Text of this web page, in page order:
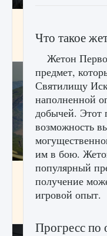
Как исправить
«Идет
начать сохранение
Что такое
Жетон
предмет,
Святилищу
наполненной
добычей. Этот
возможность
им в бою.
популярный
получение
игровой опыт.
Прогресс по